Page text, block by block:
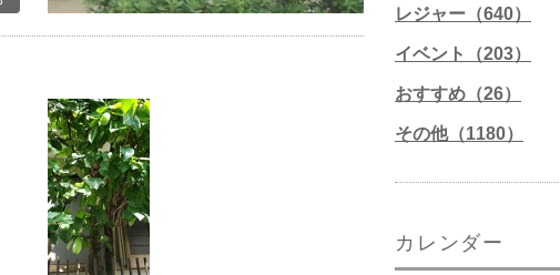
レジャー（640）
イベント（203）
おすすめ（26）
その他（1180）
カレンダー